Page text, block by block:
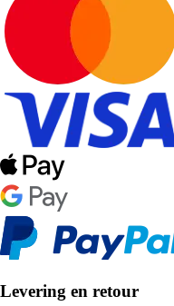
Levering en retour